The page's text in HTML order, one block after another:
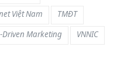
Việt Nam
TMĐT
Driven Marketing VNNIC